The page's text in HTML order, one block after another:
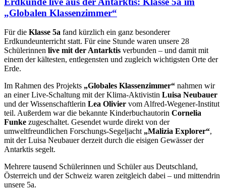
„Globalen Klassenzimmer“
Für die Klasse 5a fand kürzlich ein ganz besonderer
Erdkundeunterricht statt. Für eine Stunde waren unsere 28
Schülerinnen live mit der Antarktis verbunden – und damit mit
einem der kältesten, entlegensten und zugleich wichtigsten Orte der
Erde.
Im Rahmen des Projekts „Globales Klassenzimmer“ nahmen wir
an einer Live-Schaltung mit der Klima-Aktivistin Luisa Neubauer
und der Wissenschaftlerin Lea Olivier vom Alfred-Wegener-Institut
teil. Außerdem war die bekannte Kinderbuchautorin Cornelia
Funke zugeschaltet. Gesendet wurde direkt von der
umweltfreundlichen Forschungs-Segeljacht „Malizia Explorer“,
mit der Luisa Neubauer derzeit durch die eisigen Gewässer der
Antarktis segelt.
Mehrere tausend Schülerinnen und Schüler aus Deutschland,
Österreich und der Schweiz waren zeitgleich dabei – und mittendrin
unsere 5a.